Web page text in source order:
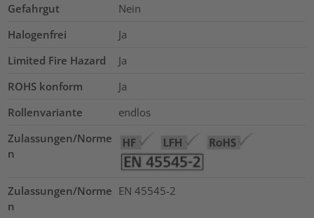
Gefahrgut
Nein
Halogenfrei
Ja
Limited Fire Hazard
Ja
ROHS konform
Ja
Rollenvariante
endlos
Zulassungen/Norme
n
Zulassungen/Norme
n
EN 45545-2